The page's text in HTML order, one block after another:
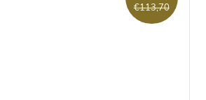
€113,70